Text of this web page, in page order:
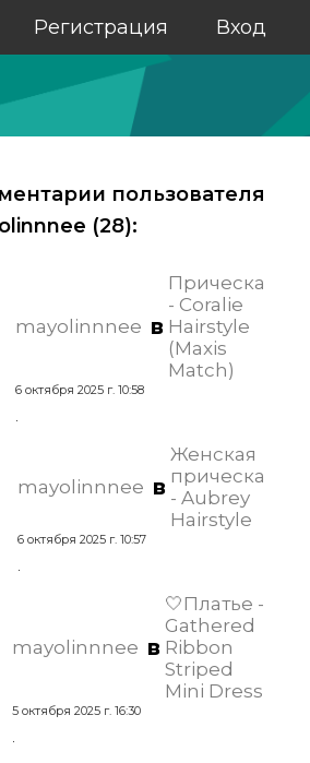
Регистрация Вход
пользователя
(28):
mayolinnnee в
Прическа
- Coralie
Hairstyle
(Maxis
Match)
6 октября 2025 г. 10:58
mayolinnnee в
Женская
прическа
- Aubrey
Hairstyle
6 октября 2025 г. 10:57
mayolinnnee в
🤍Платье -
Gathered
Ribbon
Striped
Mini Dress
5 октября 2025 г. 16:30